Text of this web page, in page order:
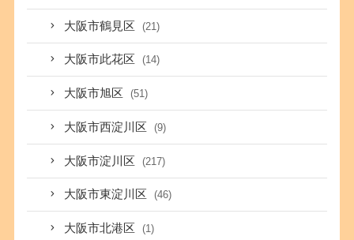
大阪市鶴見区 (21)
大阪市此花区 (14)
大阪市旭区 (51)
大阪市西淀川区 (9)
大阪市淀川区 (217)
大阪市東淀川区 (46)
大阪市北港区 (1)